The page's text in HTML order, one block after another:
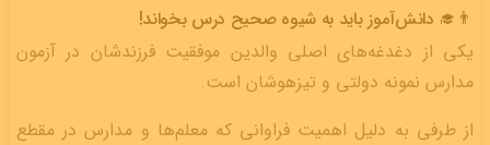
👨‍🎓 دانش‌آموز باید به شیوه صحیح درس بخواند!
یکی از دغدغه‌های اصلی والدین موفقیت فرزندشان در آزمون
مدارس نمونه دولتی و تیزهوشان است.
از طرفی به دلیل اهمیت فراوانی که معلم­‌ها و مدارس در مقطع